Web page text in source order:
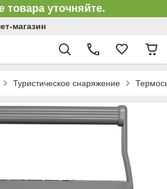
товара уточняйте.
магазин
Туристическое снаряжение